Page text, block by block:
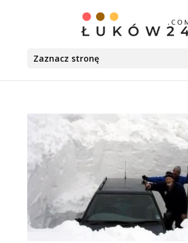
Zaznacz stronę